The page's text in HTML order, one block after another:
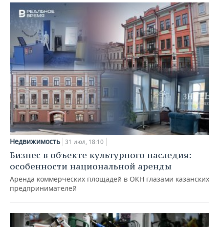
Недвижимость 31 июл, 18:10
Бизнес в объекте культурного наследия:
особенности национальной аренды
Аренда коммерческих площадей в ОКН глазами казанских
предпринимателей